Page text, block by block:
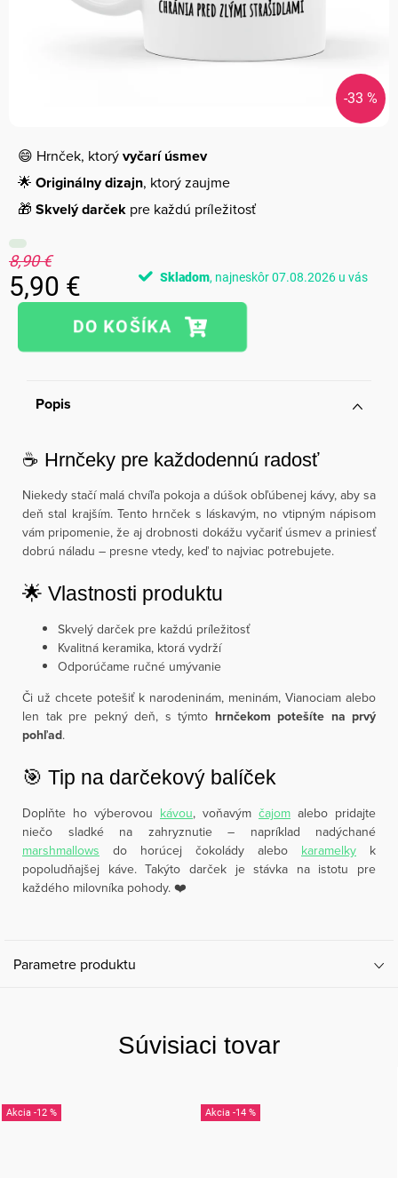
-33 %
😄 Hrnček, ktorývyčarí úsmev
🌟 Originálny dizajn, ktorý zaujme
🎁 Skvelý darček pre každú príležitosť
8,90 €
5,90 €
Jednotková
Skladom 07.08.2026
Popis
☕ Hrnčeky pre každodennú radosť
Niekedy stačí malá chvíľa pokoja a dúšok obľúbenej kávy, aby sa
deň stal krajším. Tento hrnček s láskavým, no vtipným nápisom
vám pripomenie, že aj drobnosti dokážu vyčariť úsmev a priniesť
dobrú náladu – presne vtedy, keď to najviac potrebujete.
🌟 Vlastnosti produktu
Skvelý darček pre každú príležitosť
Kvalitná keramika, ktorá vydrží
Odporúčame ručné umývanie
Či už chcete potešiť k narodeninám, meninám, Vianociam alebo
len tak pre pekný deň, s týmto hrnčekom potešíte na prvý
pohľad.
🎯 Tip na darčekový balíček
Doplňte ho výberovou kávou, voňavým čajom alebo pridajte
niečo sladké na zahryznutie – napríklad nadýchané
marshmallows do horúcej čokolády alebo karamelky k
popoludňajšej káve. Takýto darček je stávka na istotu pre
každého milovníka pohody. ❤️
Parametre produktu
Súvisiaci tovar
-12 % -14 %